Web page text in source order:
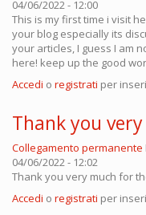
04/06/2022 - 12:00
This is my first time i visit
your blog especially its
your articles, I guess I am
here! keep up the good
Accedi o registrati per
Thank you
Collegamento permanente
04/06/2022 - 12:02
Thank you very much for
Accedi o registrati per